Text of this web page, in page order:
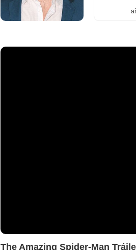
The Amazing Spider-Man